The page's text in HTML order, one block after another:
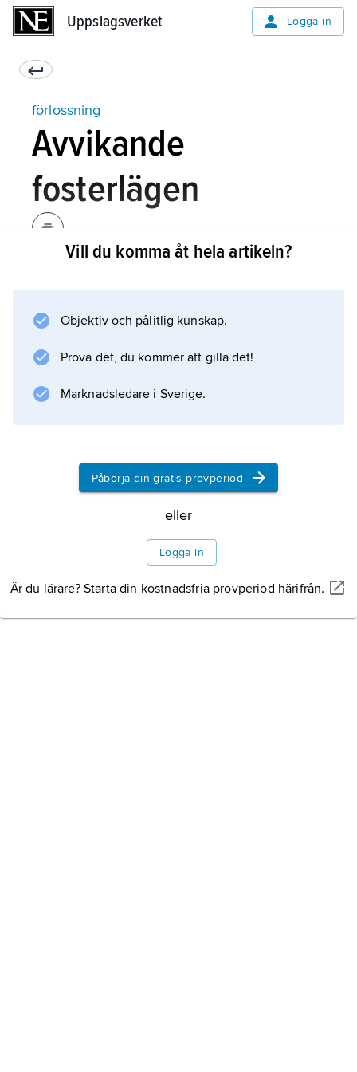
Uppslagsverket Logga in
förlossning
Avvikande
fosterlägen
framåtböjning och rotation under passagen
genom förlossningskanalen, anpassar sig till
det utrymme som finns. Bäst anpassning blir
kronbjudning. Om fostrets huvud inte är
Information om artikeln
Vill du komma åt hela artikeln?
Objektiv och pålitlig kunskap.
Prova det, du kommer att gilla det!
Marknadsledare i Sverige.
Påbörja din gratis provperiod
eller
Logga in
Är du lärare? Starta din kostnadsfria provperiod härifrån.